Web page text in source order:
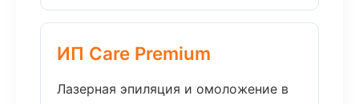
ИП Care Premium
Лазерная эпиляция и омоложение в